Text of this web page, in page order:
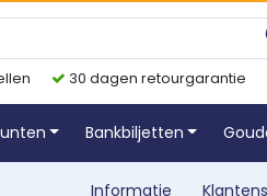
30 dagen retourgarantie
Bankbiljetten
Informatie